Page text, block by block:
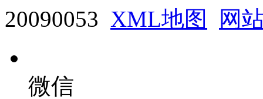
20090053 XML地图 网
微信